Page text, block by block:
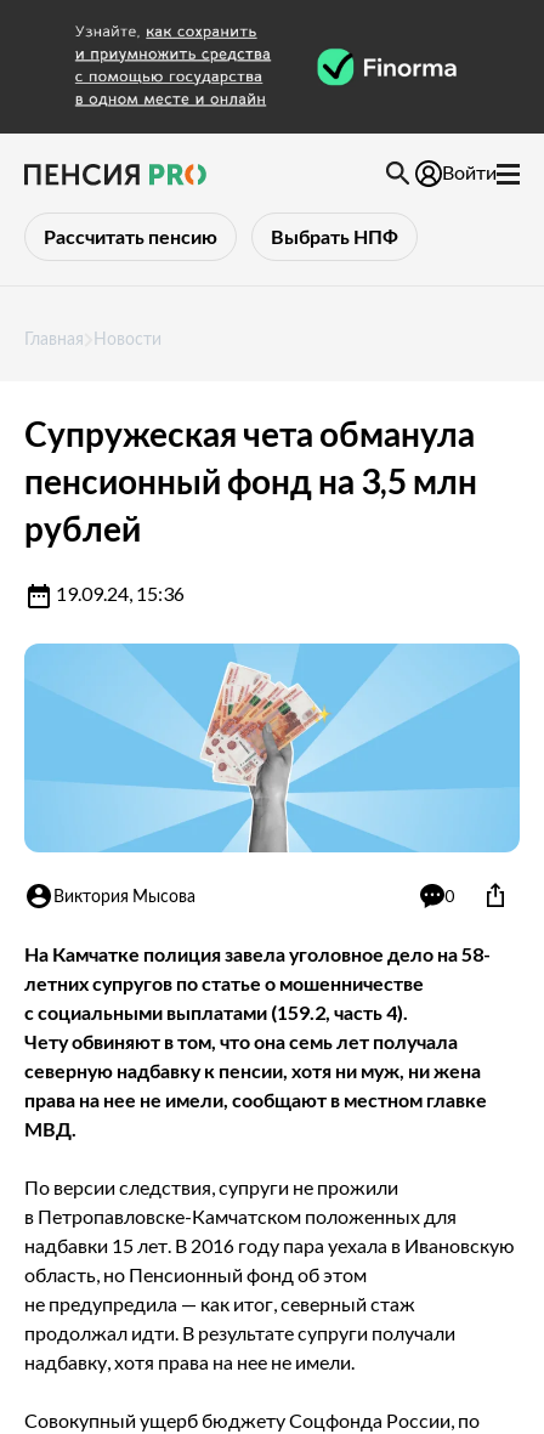
Рассчитать пенсию Выбрать НПФ
Войти
Главная Новости
Супружеская чета обманула
пенсионный фонд на 3,5 млн
рублей
19.09.24, 15:36
Виктория Мысова 0
На Камчатке полиция завела уголовное дело на 58-
летних супругов по статье о мошенничестве
с социальными выплатами (159.2, часть 4).
Чету обвиняют в том, что она семь лет получала
северную надбавку к пенсии, хотя ни муж, ни жена
права на нее не имели, сообщают в местном главке
МВД.
По версии следствия, супруги не прожили
в Петропавловске-Камчатском положенных для
надбавки 15 лет. В 2016 году пара уехала в Ивановскую
область, но Пенсионный фонд об этом
не предупредила — как итог, северный стаж
продолжал идти. В результате супруги получали
надбавку, хотя права на нее не имели.
Совокупный ущерб бюджету Соцфонда России, по